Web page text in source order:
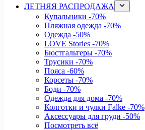
ЛЕТНЯЯ РАСПРОДАЖА
Купальники -70%
Пляжная одежда -70%
Одежда -50%
LOVE Stories -70%
Бюстгальтеры -70%
Трусики -70%
Пояса -60%
Корсеты -70%
Боди -70%
Одежда для дома -70%
Колготки и чулки Falke -70%
Аксессуары для груди -50%
Посмотреть всё